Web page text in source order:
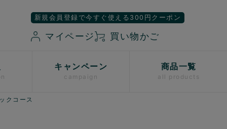
新規会員登録で今すぐ使える300円クーポン
マイページ 買い物かご
キャンペーン
campaign
商品一覧
all products
クコース